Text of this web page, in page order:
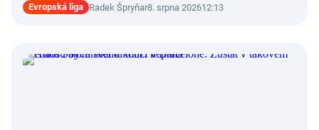
Evropská liga Radek Špryňar8. srpna 202612:13